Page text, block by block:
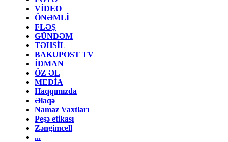
VİDEO
ÖNƏMLİ
FLƏŞ
GÜNDƏM
TƏHSİL
BAKUPOST TV
İDMAN
ÖZ ƏL
MEDİA
Haqqımızda
Əlaqə
Namaz Vaxtları
Peşə etikası
Zəngimcell
...